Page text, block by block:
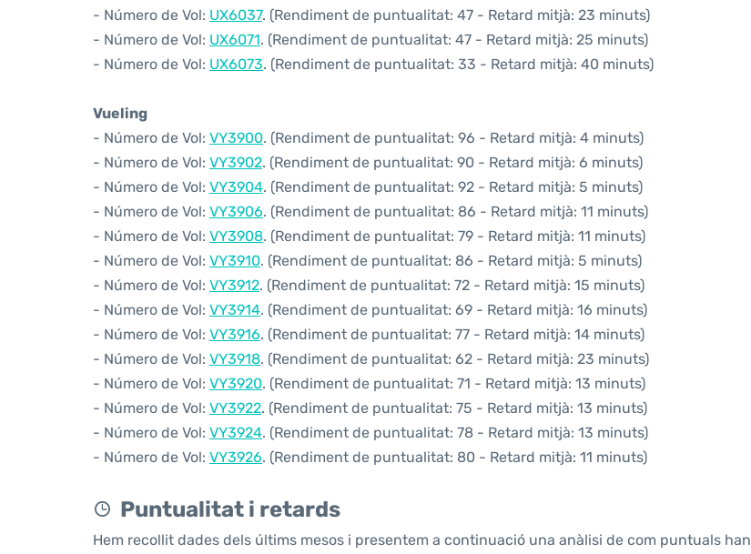
- Número de Vol: UX6037. (Rendiment de puntualitat: 47 - Retard mitjà: 23 minuts)
- Número de Vol: UX6071. (Rendiment de puntualitat: 47 - Retard mitjà: 25 minuts)
- Número de Vol: UX6073. (Rendiment de puntualitat: 33 - Retard mitjà: 40 minuts)
Vueling
- Número de Vol: VY3900. (Rendiment de puntualitat: 96 - Retard mitjà: 4 minuts)
- Número de Vol: VY3902. (Rendiment de puntualitat: 90 - Retard mitjà: 6 minuts)
- Número de Vol: VY3904. (Rendiment de puntualitat: 92 - Retard mitjà: 5 minuts)
- Número de Vol: VY3906. (Rendiment de puntualitat: 86 - Retard mitjà: 11 minuts)
- Número de Vol: VY3908. (Rendiment de puntualitat: 79 - Retard mitjà: 11 minuts)
- Número de Vol: VY3910. (Rendiment de puntualitat: 86 - Retard mitjà: 5 minuts)
- Número de Vol: VY3912. (Rendiment de puntualitat: 72 - Retard mitjà: 15 minuts)
- Número de Vol: VY3914. (Rendiment de puntualitat: 69 - Retard mitjà: 16 minuts)
- Número de Vol: VY3916. (Rendiment de puntualitat: 77 - Retard mitjà: 14 minuts)
- Número de Vol: VY3918. (Rendiment de puntualitat: 62 - Retard mitjà: 23 minuts)
- Número de Vol: VY3920. (Rendiment de puntualitat: 71 - Retard mitjà: 13 minuts)
- Número de Vol: VY3922. (Rendiment de puntualitat: 75 - Retard mitjà: 13 minuts)
- Número de Vol: VY3924. (Rendiment de puntualitat: 78 - Retard mitjà: 13 minuts)
- Número de Vol: VY3926. (Rendiment de puntualitat: 80 - Retard mitjà: 11 minuts)
Puntualitat i retards
Hem recollit dades dels últims mesos i presentem a continuació una anàlisi de com puntuals han